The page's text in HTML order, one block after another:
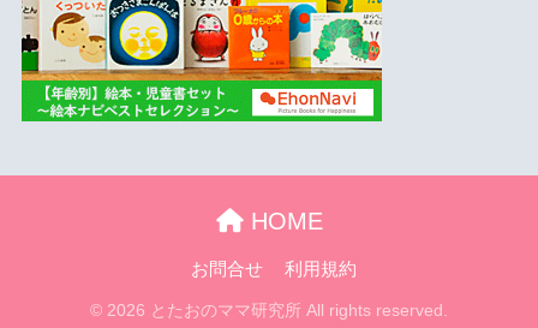
HOME
お問合せ 利用規約
© 2026 とたおのママ研究所 All rights reserved.